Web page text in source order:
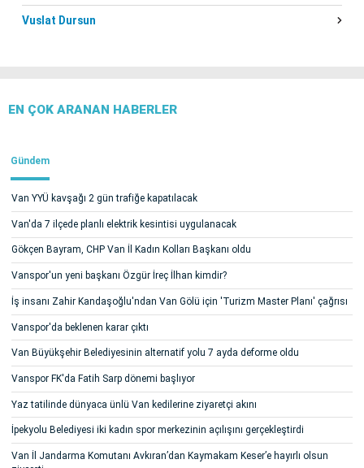
Vuslat Dursun
EN ÇOK ARANAN HABERLER
Gündem
Van YYÜ kavşağı 2 gün trafiğe kapatılacak
Van'da 7 ilçede planlı elektrik kesintisi uygulanacak
Gökçen Bayram, CHP Van İl Kadın Kolları Başkanı oldu
Vanspor'un yeni başkanı Özgür İreç İlhan kimdir?
İş insanı Zahir Kandaşoğlu'ndan Van Gölü için 'Turizm Master Planı' çağrısı
Vanspor'da beklenen karar çıktı
Van Büyükşehir Belediyesinin alternatif yolu 7 ayda deforme oldu
Vanspor FK'da Fatih Sarp dönemi başlıyor
Yaz tatilinde dünyaca ünlü Van kedilerine ziyaretçi akını
İpekyolu Belediyesi iki kadın spor merkezinin açılışını gerçekleştirdi
Van İl Jandarma Komutanı Avkıran’dan Kaymakam Keser’e hayırlı olsun